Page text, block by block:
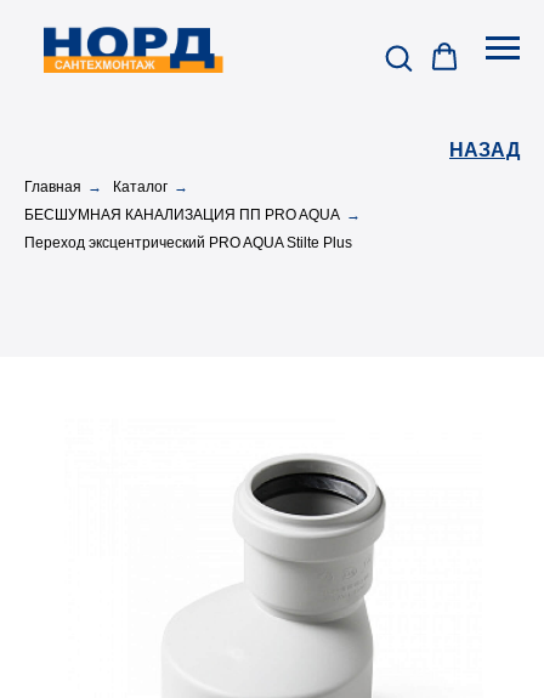
НАЗАД
Главная → Каталог →
БЕСШУМНАЯ КАНАЛИЗАЦИЯ ПП PRO AQUA →
Переход эксцентрический PRO AQUA Stilte Plus